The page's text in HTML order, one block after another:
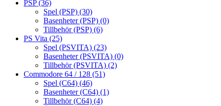
PSP(36)
Spel (PSP) (30)
Basenheter (PSP) (0)
Tillbehör (PSP) (6)
PS Vita (25)
Spel (PSVITA) (23)
Basenheter (PSVITA) (0)
Tillbehör (PSVITA) (2)
Commodore 64 / 128 (51)
Spel (C64) (46)
Basenheter (C64) (1)
Tillbehör (C64) (4)